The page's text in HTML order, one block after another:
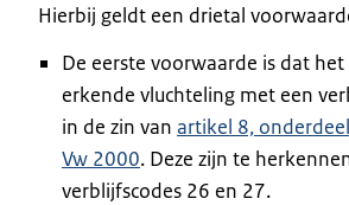
Hierbij geldt een drietal
De eerste voorwaarde is dat
erkende vluchteling met een
in de zin van artikel 8,
Vw 2000. Deze zijn te
verblijfscodes 26 en 27.